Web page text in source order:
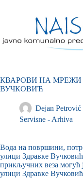
КВАРОВИ НА МРЕЖИ
ВУЧКОВИЋ
Dejan Petrović
Servisne - Arhiva
Вода на површини,
улици Здравке
прикључних веза могућ
улици Здравке